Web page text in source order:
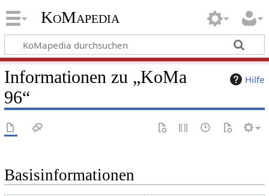
KoMapedia
Hilfe
Informationen zu „KoMa
96“
Basisinformationen